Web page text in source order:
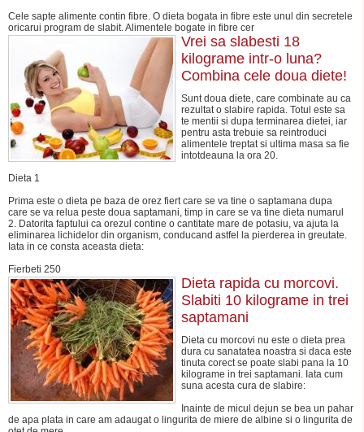
Cele sapte alimente contin fibre. O dieta bogata in fibre este unul din secretele
oricarui program de slabit. Alimentele bogate in fibre cer
Vrei sa slabesti 18
kilograme intr-o luna?
Combina cele doua diete!
Sunt doua diete, care combinate au ca
rezultat o slabire rapida. Totul este sa
te mentii si dupa terminarea dietei, iar
pentru asta trebuie sa reintroduci
alimentele treptat si ultima masa sa fie
intotdeauna la ora 20.
Dieta 1
Prima este o dieta pe baza de orez fiert care se va tine o saptamana dupa
care se va relua peste doua saptamani, timp in care se va tine dieta numarul
2. Datorita faptului ca orezul contine o cantitate mare de potasiu, va ajuta la
eliminarea lichidelor din organism, conducand astfel la pierderea in greutate.
Iata in ce consta aceasta dieta:
Fierbeti 250
Dieta rapida cu morcovi.
Slabiti 10 kilograme in trei
saptamani
Dieta cu morcovi nu este o dieta prea
dura cu sanatatea noastra si daca este
tinuta corect se poate slabi pana la 10
kilograme in trei saptamani. Iata cum
suna acesta cura de slabire:
Inainte de micul dejun se bea un pahar
de apa plata in care am adaugat o lingurita de miere de albine si o lingurita de